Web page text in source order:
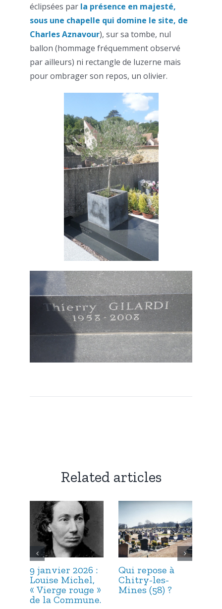
éclipsées par la présence en majesté,
sous une chapelle qui domine le site, de
Charles Aznavour), sur sa tombe, nul
ballon (hommage fréquemment observé
par ailleurs) ni rectangle de luzerne mais
pour ombrager son repos, un olivier.
Related articles
9 janvier 2026 :
Louise Michel,
« Vierge rouge »
de la Commune.
Qui repose à
Chitry-les-
Mines (58) ?